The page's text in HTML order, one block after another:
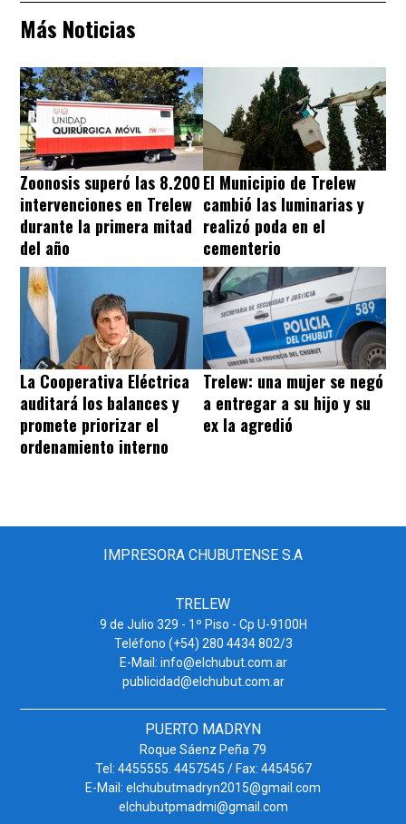
Más Noticias
Zoonosis superó las 8.200
intervenciones en Trelew
durante la primera mitad
del año
El Municipio de Trelew
cambió las luminarias y
realizó poda en el
cementerio
La Cooperativa Eléctrica
auditará los balances y
promete priorizar el
ordenamiento interno
Trelew: una mujer se negó
a entregar a su hijo y su
ex la agredió
IMPRESORA CHUBUTENSE S.A
TRELEW
9 de Julio 329 - 1º Piso - Cp U-9100H
Teléfono (+54) 280 4434 802/3
E-Mail: info@elchubut.com.ar
publicidad@elchubut.com.ar
PUERTO MADRYN
Roque Sáenz Peña 79
Tel: 4455555. 4457545 / Fax: 4454567
E-Mail: elchubutmadryn2015@gmail.com
elchubutpmadmi@gmail.com